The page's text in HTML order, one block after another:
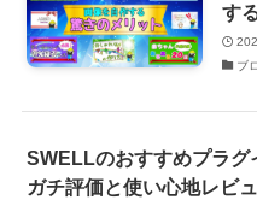
す
ブ
SWELLのおすすめプラグ
ガチ評価と使い心地レビ